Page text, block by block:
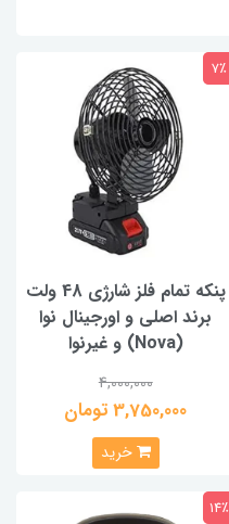
پنکه تمام فلز شارژی 48 ولت
برند اصلی و اورجینال نوا
(Nova) و غیرنوا
4,000,000
3,750,000 تومان
7٪
خرید
14٪